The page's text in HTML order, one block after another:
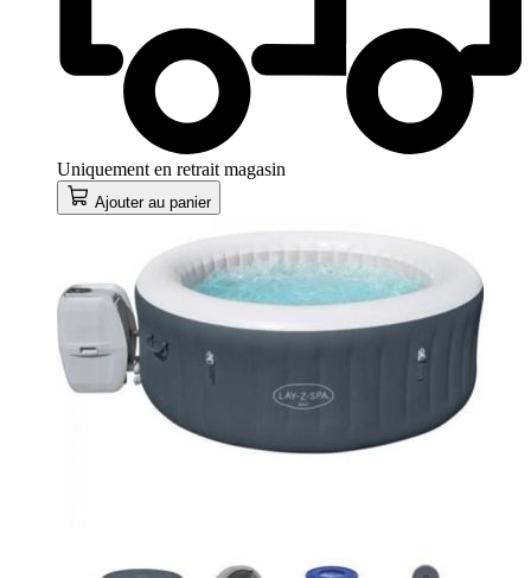
Uniquement en retrait magasin
Ajouter au panier